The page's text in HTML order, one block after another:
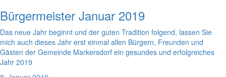
Bürgermeister Januar 2019
Das neue Jahr beginnt und der guten Tradition folgend, lassen Sie
mich auch dieses Jahr erst einmal allen Bürgern, Freunden und
Gästen der Gemeinde Markersdorf ein gesundes und erfolgreiches
Jahr 2019